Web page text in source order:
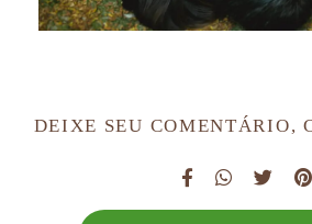
DEIXE SEU COMENTÁRIO,